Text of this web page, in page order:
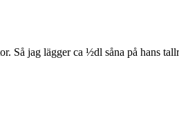
Så jag lägger ca ½dl såna på hans